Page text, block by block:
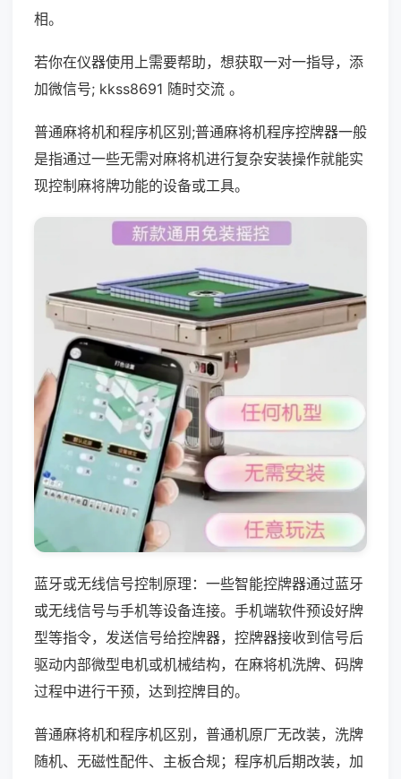
相。
若你在仪器使用上需要帮助，想获取一对一指导，添
加微信号; kkss8691 随时交流 。
普通麻将机和程序机区别;普通麻将机程序控牌器一般
是指通过一些无需对麻将机进行复杂安装操作就能实
现控制麻将牌功能的设备或工具。
蓝牙或无线信号控制原理：一些智能控牌器通过蓝牙
或无线信号与手机等设备连接。手机端软件预设好牌
型等指令，发送信号给控牌器，控牌器接收到信号后
驱动内部微型电机或机械结构，在麻将机洗牌、码牌
过程中进行干预，达到控牌目的。
普通麻将机和程序机区别，普通机原厂无改装，洗牌
随机、无磁性配件、主板合规；程序机后期改装，加